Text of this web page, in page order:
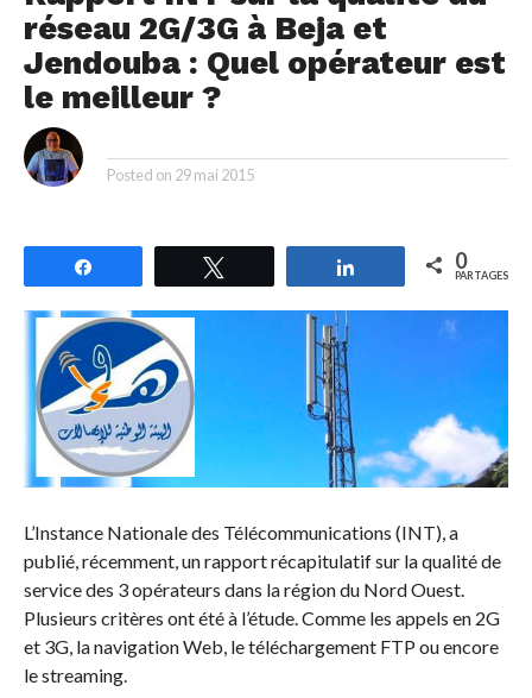
réseau 2G/3G à Beja et
Jendouba : Quel opérateur est
le meilleur ?
Posted on 29 mai 2015
Partagez 0
PARTAGES
L’Instance Nationale des Télécommunications (INT), a
publié, récemment, un rapport récapitulatif sur la qualité de
service des 3 opérateurs dans la région du Nord Ouest.
Plusieurs critères ont été à l’étude. Comme les appels en 2G
et 3G, la navigation Web, le téléchargement FTP ou encore
le streaming.